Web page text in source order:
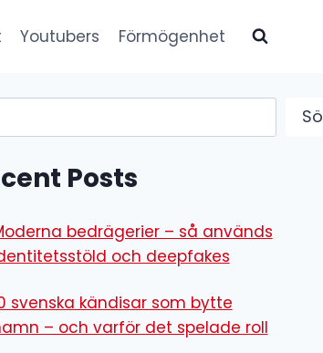
Youtubers Förmögenhet
Posts
bedrägerier – så används
och deepfakes
svenska kändisar som bytte
– och varför det spelade roll